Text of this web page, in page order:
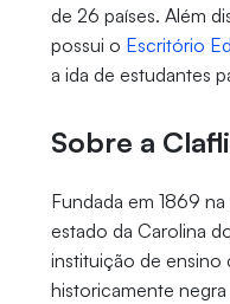
de 26 países. Além
possui o Escritório
a ida de estudantes
Sobre a
Fundada em 1869
estado da Carolina
instituição de ensino
historicamente